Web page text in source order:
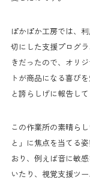
ぽかぽか工房では、
切にした支援プログ
きだったので、オリ
トが商品になる喜び
と誇らしげに報告し
この作業所の素晴ら
と」に焦点を当てる
おり、例えば音に敏
いたり、視覚支援ツ